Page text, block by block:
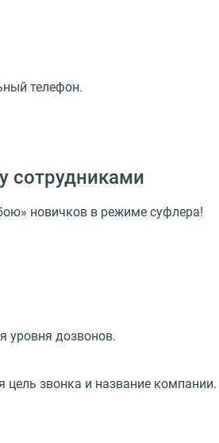
телефон.
сотрудниками
новичков в режиме суфлера!
уровня дозвонов.
звонка и название компании.